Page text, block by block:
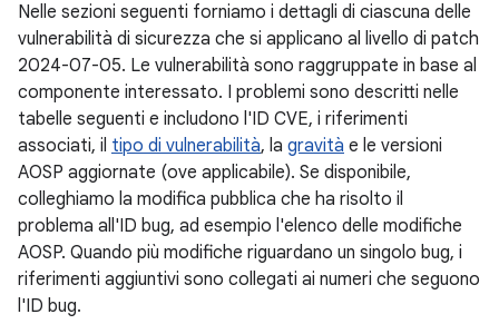
Nelle sezioni seguenti forniamo i dettagli di ciascuna delle
vulnerabilità di sicurezza che si applicano al livello di patch
2024-07-05. Le vulnerabilità sono raggruppate in base al
componente interessato. I problemi sono descritti nelle
tabelle seguenti e includono l'ID CVE, i riferimenti
associati, il tipo di vulnerabilità, la gravità e le versioni
AOSP aggiornate (ove applicabile). Se disponibile,
colleghiamo la modifica pubblica che ha risolto il
problema all'ID bug, ad esempio l'elenco delle modifiche
AOSP. Quando più modifiche riguardano un singolo bug, i
riferimenti aggiuntivi sono collegati ai numeri che seguono
l'ID bug.